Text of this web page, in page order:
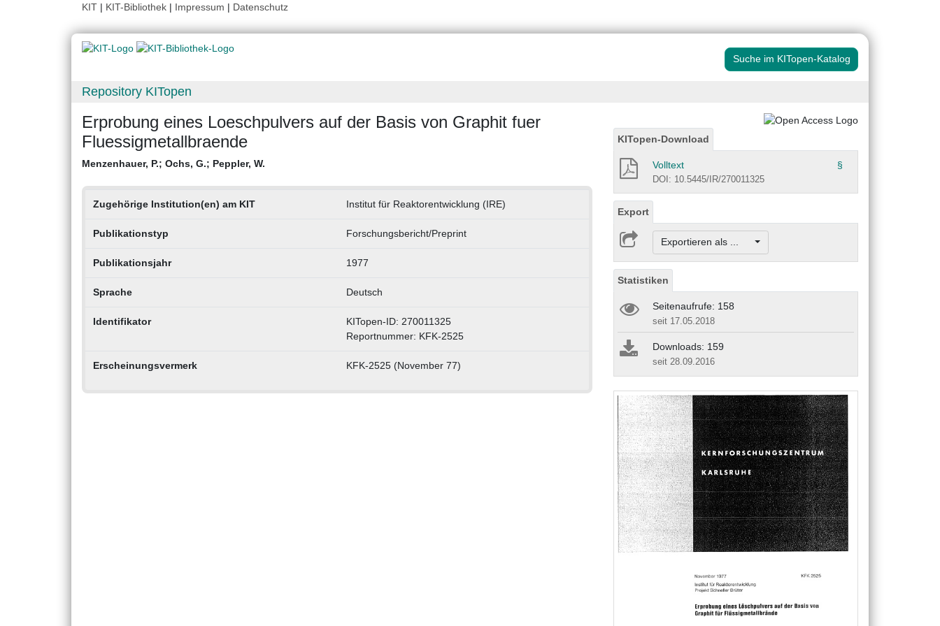
KIT | KIT-Bibliothek | Impressum | Datenschutz
Suche im KITopen-Katalog
Repository KITopen
Erprobung eines Loeschpulvers auf der Basis von Graphit fuer
Fluessigmetallbraende
Menzenhauer, P.; Ochs, G.; Peppler, W.
Zugehörige Institution(en) am KIT Institut für Reaktorentwicklung (IRE)
Publikationstyp Forschungsbericht/Preprint
Publikationsjahr 1977
Sprache Deutsch
Identifikator
KITopen-ID: 270011325
Reportnummer: KFK-2525
Erscheinungsvermerk KFK-2525 (November 77)
KITopen-Download
Volltext §
DOI: 10.5445/IR/270011325
Export
Exportieren als ...
Statistiken
Seitenaufrufe: 158
seit 17.05.2018
Downloads: 159
seit 28.09.2016